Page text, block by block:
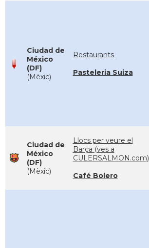
Ciudad de
México
(DF)
(Mèxic)
Restaurants
Pasteleria Suiza
Ciudad de
México
(DF)
(Mèxic)
Llocs per veure el
Barça (ves a
CULERSALMON.com)
Café Bolero